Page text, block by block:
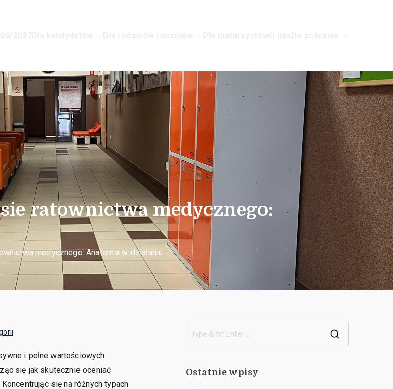
ratownictwa medycznego:
medycznego: Anatomia w działaniu.
i pełne wartościowych
się jak skutecznie oceniać
się na różnych typach
Ostatnie wpisy